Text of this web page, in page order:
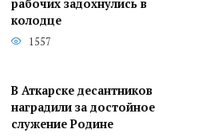
рабочих задохнулись в
колодце
1557
В Аткарске десантников
наградили за достойное
служение Родине